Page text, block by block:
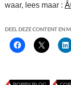
waar, lees maar :
DEEL DEZE CONTENT EN